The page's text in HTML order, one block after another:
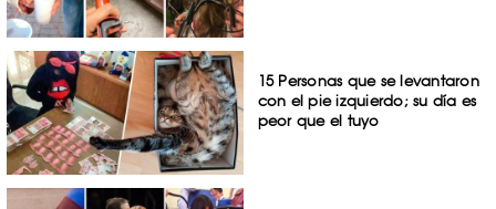
15 Personas que se levantaron
con el pie izquierdo; su día es
peor que el tuyo